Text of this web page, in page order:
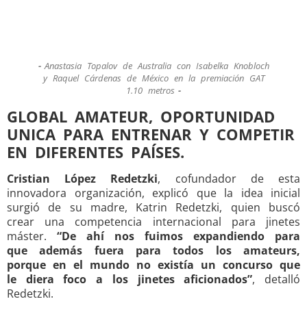
Anastasia Topalov de Australia con Isabelka Knobloch
y Raquel Cárdenas de México en la premiación GAT
1.10 metros
GLOBAL AMATEUR, OPORTUNIDAD
UNICA PARA ENTRENAR Y COMPETIR
EN DIFERENTES PAÍSES.
Cristian López Redetzki, cofundador de esta
innovadora organización, explicó que la idea inicial
surgió de su madre, Katrin Redetzki, quien buscó
crear una competencia internacional para jinetes
máster. “De ahí nos fuimos expandiendo para
que además fuera para todos los amateurs,
porque en el mundo no existía un concurso que
le diera foco a los jinetes aficionados”, detalló
Redetzki.